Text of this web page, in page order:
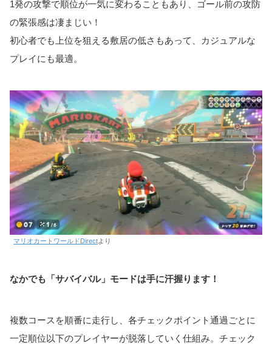
1発の攻撃で順位が一気に変わることもあり、ゴール前の攻防
の緊張感は凄まじい！
初心者でも上位を狙える敷居の低さもあって、カジュアルな
プレイにも最適。
マリオカートワールドDirectより
なかでも「サバイバル」モードは手に汗握ります！
複数コースを順番に走行し、各チェックポイント通過ごとに
一定順位以下のプレイヤーが脱落していく仕組み。チェック